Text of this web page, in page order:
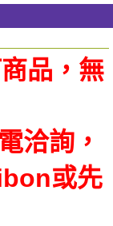
品，無
洽詢，
或先